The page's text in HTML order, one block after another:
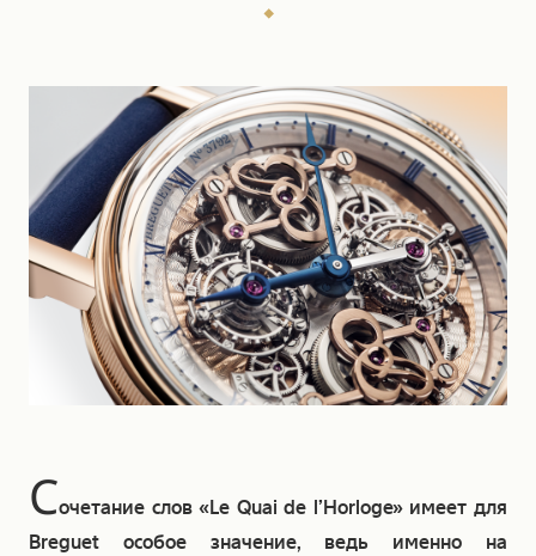
Сочетание слов «Le Quai de l’Horloge» имеет для
Breguet особое значение, ведь именно на